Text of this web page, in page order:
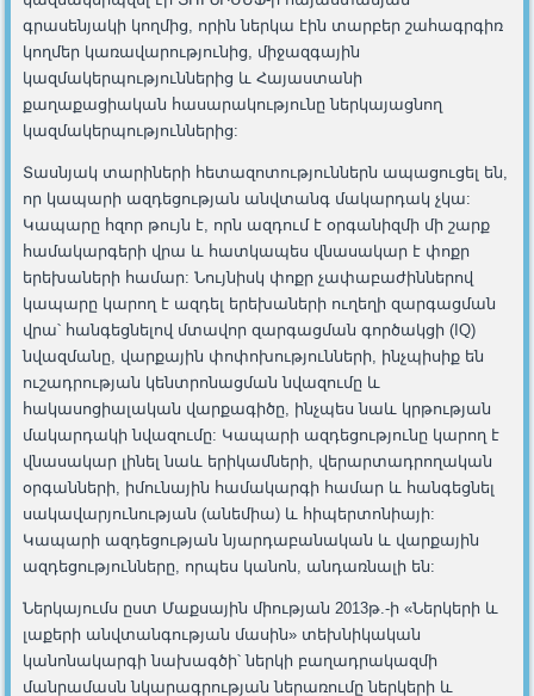
գրասենյակի կողմից, որին ներկա էին տարբեր շահագրգիռ
կողմեր կառավարությունից, միջազգային
կազմակերպություններից և Հայաստանի
քաղաքացիական հասարակությունը ներկայացնող
կազմակերպություններից:
Տասնյակ տարիների հետազոտություններն ապացուցել են,
որ կապարի ազդեցության անվտանգ մակարդակ չկա:
Կապարը հզոր թույն է, որն ազդում է օրգանիզմի մի շարք
համակարգերի վրա և հատկապես վնասակար է փոքր
երեխաների համար: Նույնիսկ փոքր չափաբաժիններով
կապարը կարող է ազդել երեխաների ուղեղի զարգացման
վրա՝ հանգեցնելով մտավոր զարգացման գործակցի (IQ)
նվազմանը, վարքային փոփոխությունների, ինչպիսիք են
ուշադրության կենտրոնացման նվազումը և
հակասոցիալական վարքագիծը, ինչպես նաև կրթության
մակարդակի նվազումը: Կապարի ազդեցությունը կարող է
վնասակար լինել նաև երիկամների, վերարտադրողական
օրգանների, իմունային համակարգի համար և հանգեցնել
սակավարյունության (անեմիա) և հիպերտոնիայի:
Կապարի ազդեցության նյարդաբանական և վարքային
ազդեցությունները, որպես կանոն, անդառնալի են:
Ներկայումս ըստ Մաքսային միության 2013թ.-ի «Ներկերի և
լաքերի անվտանգության մասին» տեխնիկական
կանոնակարգի նախագծի՝ ներկի բաղադրակազմի
մանրամասն նկարագրության ներառումը ներկերի և